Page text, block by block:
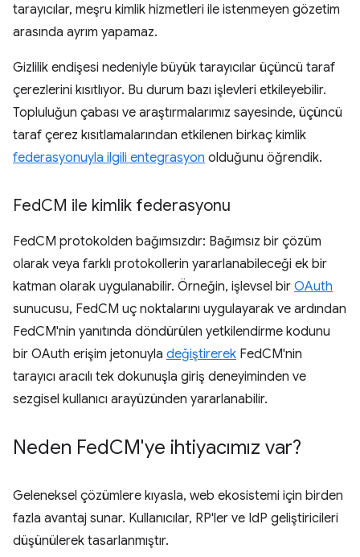
tarayıcılar, meşru kimlik hizmetleri ile istenmeyen gözetim
arasında ayrım yapamaz.
Gizlilik endişesi nedeniyle büyük tarayıcılar üçüncü taraf
çerezlerini kısıtlıyor. Bu durum bazı işlevleri etkileyebilir.
Topluluğun çabası ve araştırmalarımız sayesinde, üçüncü
taraf çerez kısıtlamalarından etkilenen birkaç kimlik
federasyonuyla ilgili entegrasyon olduğunu öğrendik.
FedCM ile kimlik federasyonu
FedCM protokolden bağımsızdır: Bağımsız bir çözüm
olarak veya farklı protokollerin yararlanabileceği ek bir
katman olarak uygulanabilir. Örneğin, işlevsel bir OAuth
sunucusu, FedCM uç noktalarını uygulayarak ve ardından
FedCM'nin yanıtında döndürülen yetkilendirme kodunu
bir OAuth erişim jetonuyla değiştirerek FedCM'nin
tarayıcı aracılı tek dokunuşla giriş deneyiminden ve
sezgisel kullanıcı arayüzünden yararlanabilir.
Neden FedCM'ye ihtiyacımız var?
Geleneksel çözümlere kıyasla, web ekosistemi için birden
fazla avantaj sunar. Kullanıcılar, RP'ler ve IdP geliştiricileri
düşünülerek tasarlanmıştır.